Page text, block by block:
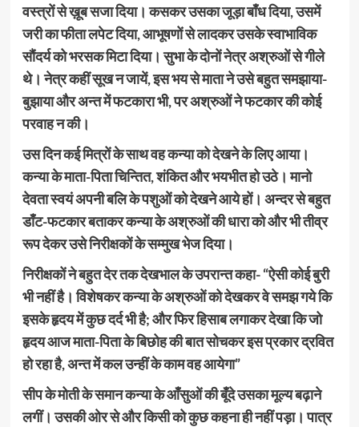
वस्त्रों से ख़ूब सजा दिया। कसकर उसका जूड़ा बाँध दिया, उसमें
जरी का फीता लपेट दिया, आभूषणों से लादकर उसके स्वाभाविक
सौंदर्य को भरसक मिटा दिया। सुभा के दोनों नेत्र अश्रुओं से गीले
थे। नेत्र कहीं सूख न जायें, इस भय से माता ने उसे बहुत समझाया-
बुझाया और अन्त में फटकारा भी, पर अश्रुओं ने फटकार की कोई
परवाह न की।
उस दिन कई मित्रों के साथ वह कन्या को देखने के लिए आया।
कन्या के माता-पिता चिन्तित, शंकित और भयभीत हो उठे। मानो
देवता स्वयं अपनी बलि के पशुओं को देखने आये हों। अन्दर से बहुत
डाँट-फटकार बताकर कन्या के अश्रुओं की धारा को और भी तीव्र
रूप देकर उसे निरीक्षकों के सम्मुख भेज दिया।
निरीक्षकों ने बहुत देर तक देखभाल के उपरान्त कहा- “ऐसी कोई बुरी
भी नहीं है। विशेषकर कन्या के अश्रुओं को देखकर वे समझ गये कि
इसके हृदय में कुछ दर्द भी है; और फिर हिसाब लगाकर देखा कि जो
हृदय आज माता-पिता के बिछोह की बात सोचकर इस प्रकार द्रवित
हो रहा है, अन्त में कल उन्हीं के काम वह आयेगा”
सीप के मोती के समान कन्या के आँसुओं की बूँदे उसका मूल्य बढ़ाने
लगीं। उसकी ओर से और किसी को कुछ कहना ही नहीं पड़ा। पात्र